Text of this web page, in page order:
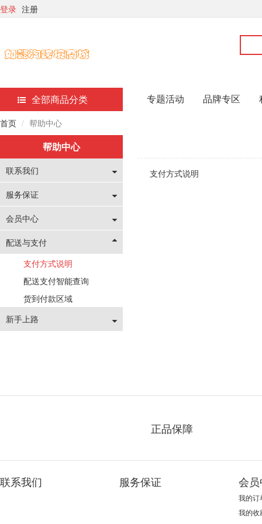
登录 注册
pa真人网站 pa真人网站 pa真人网站 pa真人
全部商品分类 专题活动 品牌专区
首页 帮助中心
帮助中心
联系我们
服务保证
会员中心
配送与支付
支付方式说明
配送支付智能查询
货到付款区域
新手上路
支付方式说明
正品保障
联系我们 服务保证 会
我的订
我的收